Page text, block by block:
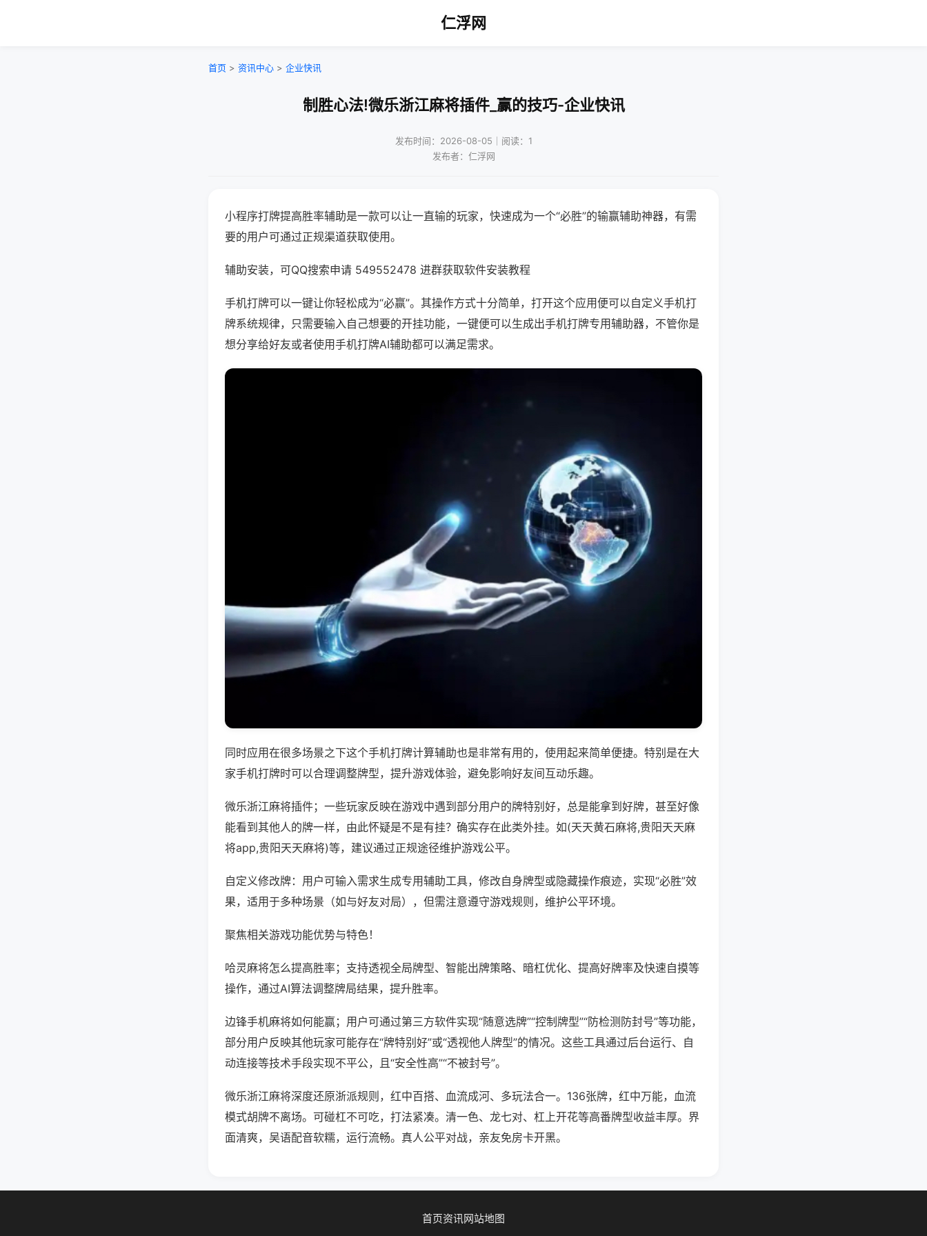
仁浮网
首页 > 资讯中心 > 企业快讯
制胜心法!微乐浙江麻将插件_赢的技巧-企业快讯
发布时间：2026-08-05｜阅读：1
发布者：仁浮网
小程序打牌提高胜率辅助是一款可以让一直输的玩家，快速成为一个“必胜”的输赢辅助神器，有需
要的用户可通过正规渠道获取使用。
辅助安装，可QQ搜索申请 549552478 进群获取软件安装教程
手机打牌可以一键让你轻松成为“必赢”。其操作方式十分简单，打开这个应用便可以自定义手机打
牌系统规律，只需要输入自己想要的开挂功能，一键便可以生成出手机打牌专用辅助器，不管你是
想分享给好友或者使用手机打牌AI辅助都可以满足需求。
同时应用在很多场景之下这个手机打牌计算辅助也是非常有用的，使用起来简单便捷。特别是在大
家手机打牌时可以合理调整牌型，提升游戏体验，避免影响好友间互动乐趣。
微乐浙江麻将插件；一些玩家反映在游戏中遇到部分用户的牌特别好，总是能拿到好牌，甚至好像
能看到其他人的牌一样，由此怀疑是不是有挂？确实存在此类外挂。如(天天黄石麻将,贵阳天天麻
将app,贵阳天天麻将)等，建议通过正规途径维护游戏公平。
自定义修改牌：用户可输入需求生成专用辅助工具，修改自身牌型或隐藏操作痕迹，实现“必胜”效
果，适用于多种场景（如与好友对局），但需注意遵守游戏规则，维护公平环境。
聚焦相关游戏功能优势与特色！
哈灵麻将怎么提高胜率；支持透视全局牌型、智能出牌策略、暗杠优化、提高好牌率及快速自摸等
操作，通过AI算法调整牌局结果，提升胜率。
边锋手机麻将如何能赢；用户可通过第三方软件实现“随意选牌”“控制牌型”“防检测防封号”等功能，
部分用户反映其他玩家可能存在“牌特别好”或“透视他人牌型”的情况。这些工具通过后台运行、自
动连接等技术手段实现不平公，且“安全性高”“不被封号”。
微乐浙江麻将深度还原浙派规则，红中百搭、血流成河、多玩法合一。136张牌，红中万能，血流
模式胡牌不离场。可碰杠不可吃，打法紧凑。清一色、龙七对、杠上开花等高番牌型收益丰厚。界
面清爽，吴语配音软糯，运行流畅。真人公平对战，亲友免房卡开黑。
首页资讯网站地图